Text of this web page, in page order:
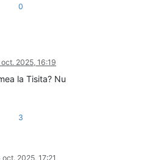
0
2025, 16:19
la Tisita? Nu
3
oct. 2025, 17:21